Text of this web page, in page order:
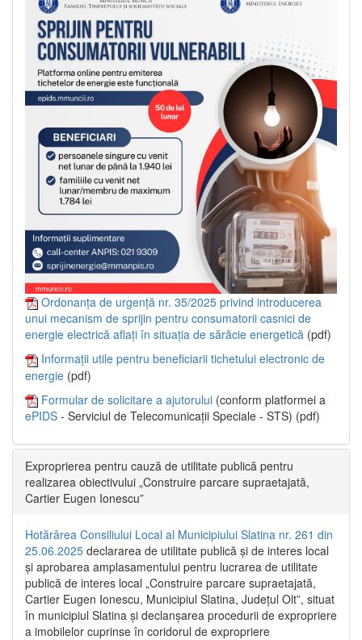
Ordonanța de urgență nr. 35/2025 privind introducerea
unui mecanism de sprijin pentru consumatorii casnici de
energie electrică aflați în situația de sărăcie energetică (pdf)
Informații utile pentru beneficiarii tichetului electronic de
energie (pdf)
Formular de solicitare a ajutorului (conform platformei a
ePIDS - Serviciul de Telecomunicații Speciale - STS) (pdf)
Exproprierea pentru cauză de utilitate publică pentru
realizarea obiectivului „Construire parcare supraetajată,
Cartier Eugen Ionescu”
Hotărârea Consiliului Local al Municipiului Slatina nr. 261 din
25.06.2025 declararea de utilitate publică și de interes local
și aprobarea amplasamentului pentru lucrarea de utilitate
publică de interes local „Construire parcare supraetajată,
Cartier Eugen Ionescu, Municipiul Slatina, Județul Olt”, situat
în municipiul Slatina și declanșarea procedurii de expropriere
a imobilelor cuprinse în coridorul de expropriere